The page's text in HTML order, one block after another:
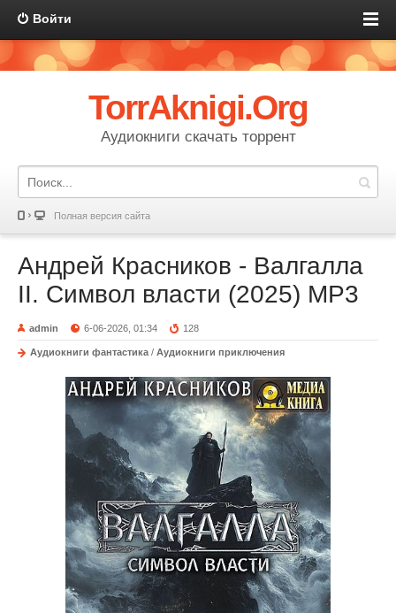
Войти
TorrAknigi.Org
Аудиокниги скачать торрент
Полная версия сайта
Андрей Красников - Валгалла
II. Символ власти (2025) MP3
admin 6-06-2026, 01:34 128
Аудиокниги фантастика / Аудиокниги приключения